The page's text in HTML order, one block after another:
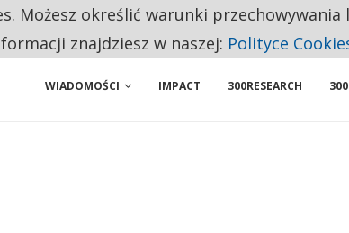
WŁASNĄ FIRMĘ. INNYM JUŻ TAK ŁATWO JEJ NIE
WIADOMOŚCI IMPACT 300RESEARCH
Możesz określić warunki
znajdziesz w naszej: Polityce